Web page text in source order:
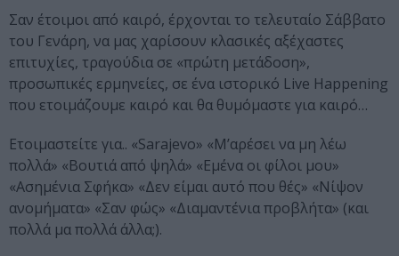
Σαν έτοιμοι από καιρό, έρχονται το τελευταίο Σάββατο
του Γενάρη, να μας χαρίσουν κλασικές αξέχαστες
επιτυχίες, τραγούδια σε «πρώτη μετάδοση»,
προσωπικές ερμηνείες, σε ένα ιστορικό Live Happening
που ετοιμάζουμε καιρό και θα θυμόμαστε για καιρό…
Ετοιμαστείτε για.. «Sarajevo» «Μ’αρέσει να μη λέω
πολλά» «Βουτιά από ψηλά» «Εμένα οι φίλοι μου»
«Ασημένια Σφήκα» «Δεν είμαι αυτό που θές» «Νίψον
ανομήματα» «Σαν φώς» «Διαμαντένια προβλήτα» (και
πολλά μα πολλά άλλα;).